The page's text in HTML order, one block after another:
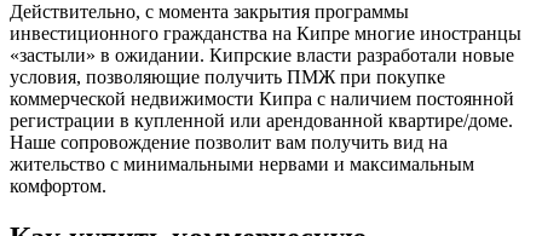
Действительно, с момента закрытия программы
инвестиционного гражданства на Кипре многие иностранцы
«застыли» в ожидании. Кипрские власти разработали новые
условия, позволяющие получить ПМЖ при покупке
коммерческой недвижимости Кипра с наличием постоянной
регистрации в купленной или арендованной квартире/доме.
Наше сопровождение позволит вам получить вид на
жительство с минимальными нервами и максимальным
комфортом.